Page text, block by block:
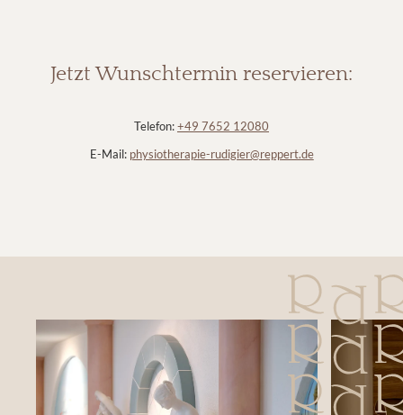
Jetzt Wunschtermin reservieren:
Telefon:+49 7652 12080
E-Mail: physiotherapie-rudigier@reppert.de